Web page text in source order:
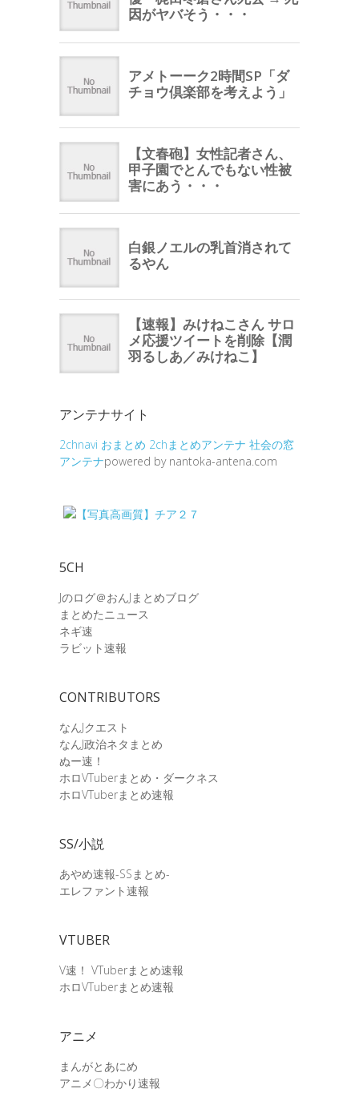
アンテナサイト
2chnavi おまとめ 2chまとめアンテナ 社会の窓
アンテナpowered by nantoka-antena.com
5CH
Jのログ＠おんJまとめブログ
まとめたニュース
ネギ速
ラビット速報
CONTRIBUTORS
なんJクエスト
なんJ政治ネタまとめ
ぬー速！
ホロVTuberまとめ・ダークネス
ホロVTuberまとめ速報
SS/小説
あやめ速報-SSまとめ-
エレファント速報
VTUBER
V速！ VTuberまとめ速報
ホロVTuberまとめ速報
アニメ
まんがとあにめ
アニメ〇わかり速報